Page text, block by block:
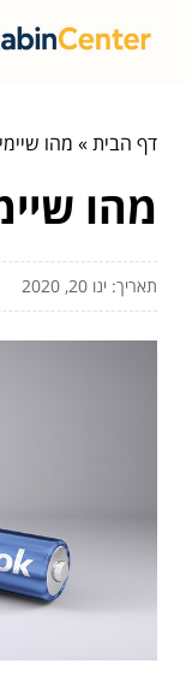
דף הבית» מהו
מהו
תאריך: ינו 20, 2020